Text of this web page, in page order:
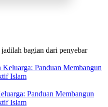
bagian dari penyebar
Panduan Membangun
Islam